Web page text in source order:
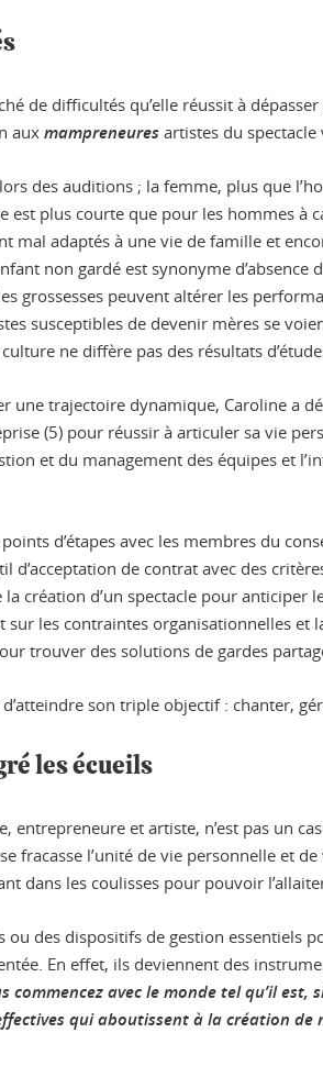
de difficultés qu’elle réussit à
aux mampreneures artistes du spectacle
des auditions ; la femme, plus que
plus courte que pour les hommes à
mal adaptés à une vie de famille et
non gardé est synonyme d’absence
grossesses peuvent altérer les
susceptibles de devenir mères se
ne diffère pas des résultats
une trajectoire dynamique, Caroline a
(5) pour réussir à articuler sa vie
et du management des équipes et
d’étapes avec les membres du
d’acceptation de contrat avec des
création d’un spectacle pour
sur les contraintes organisationnelles
trouver des solutions de gardes
son triple objectif : chanter,
les écueils
entrepreneure et artiste, n’est pas un
fracasse l’unité de vie personnelle et
dans les coulisses pour pouvoir
des dispositifs de gestion essentiels
En effet, ils deviennent des
commencez avec le monde tel qu’il
qui aboutissent à la création de